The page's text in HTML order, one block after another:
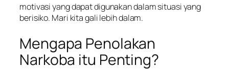
motivasi yang dapat digunakan dalam situasi yang
berisiko. Mari kita gali lebih dalam.
Mengapa Penolakan
Narkoba itu Penting?